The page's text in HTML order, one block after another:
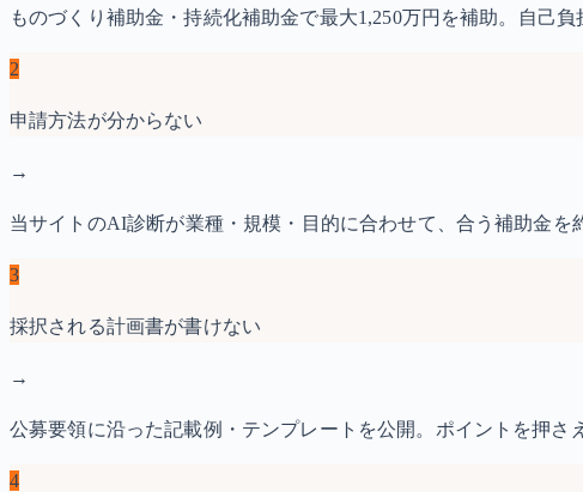
ものづくり補助金・持続化補助金で最大1,250万円を補助。自己負
2
申請方法が分からない
→
当サイトのAI診断が業種・規模・目的に合わせて、合う補助金を
3
採択される計画書が書けない
→
公募要領に沿った記載例・テンプレートを公開。ポイントを押さ
4